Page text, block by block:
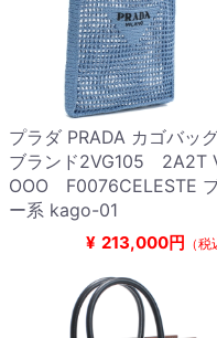
プラダ PRADA カゴバッ
ブランド2VG105 2A2T
OOO F0076CELESTE
ー系 kago-01
¥ 213,000円 （税